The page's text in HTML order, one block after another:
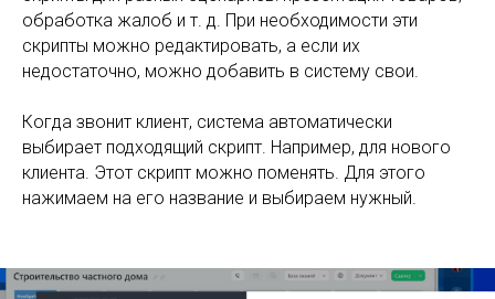
обработка жалоб и т. д. При необходимости эти
скрипты можно редактировать, а если их
недостаточно, можно добавить в систему свои.
Когда звонит клиент, система автоматически
выбирает подходящий скрипт. Например, для нового
клиента. Этот скрипт можно поменять. Для этого
нажимаем на его название и выбираем нужный.